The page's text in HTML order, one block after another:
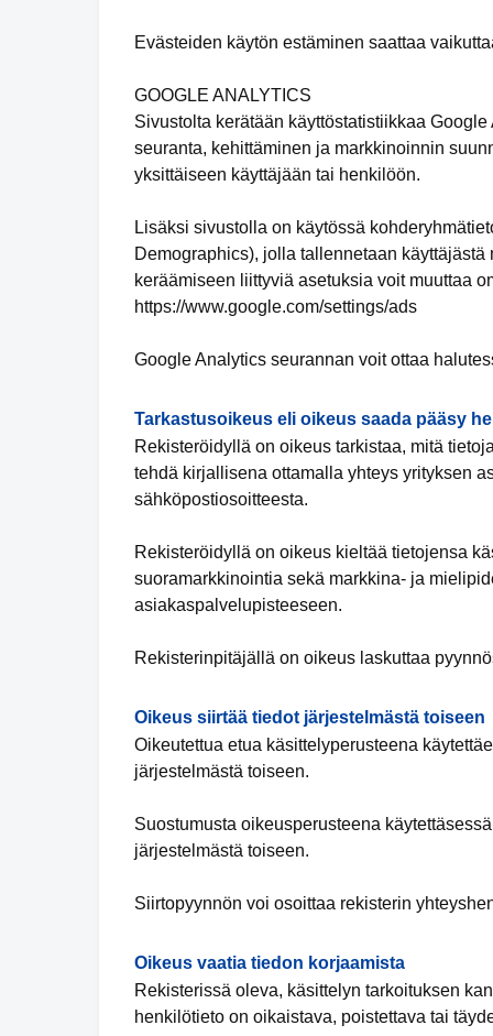
Evästeiden käytön estäminen saattaa
GOOGLE ANALYTICS
Sivustolta kerätään käyttöstatistiikkaa
seuranta, kehittäminen ja markkinoinnin
yksittäiseen käyttäjään tai henkilöön.
Lisäksi sivustolla on käytössä
Demographics), jolla tallennetaan
keräämiseen liittyviä asetuksia voit muuttaa
https://www.google.com/settings/ads
Google Analytics seurannan voit ottaa
Tarkastusoikeus eli oikeus saada pääsy
Rekisteröidyllä on oikeus tarkistaa, mitä
tehdä kirjallisena ottamalla yhteys yrityksen
sähköpostiosoitteesta.
Rekisteröidyllä on oikeus kieltää tietojensa
suoramarkkinointia sekä markkina- ja
asiakaspalvelupisteeseen.
Rekisterinpitäjällä on oikeus laskuttaa
Oikeus siirtää tiedot järjestelmästä toiseen
Oikeutettua etua käsittelyperusteena
järjestelmästä toiseen.
Suostumusta oikeusperusteena
järjestelmästä toiseen.
Siirtopyynnön voi osoittaa rekisterin
Oikeus vaatia tiedon korjaamista
Rekisterissä oleva, käsittelyn tarkoituksen
henkilötieto on oikaistava, poistettava tai